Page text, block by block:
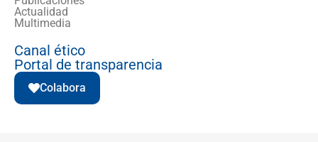
Actualidad
Multimedia
Canal ético
Portal de transparencia
Colabora